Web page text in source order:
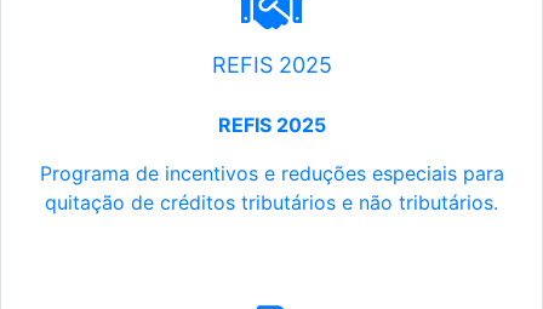
REFIS 2025
REFIS 2025
Programa de incentivos e reduções especiais para
quitação de créditos tributários e não tributários.